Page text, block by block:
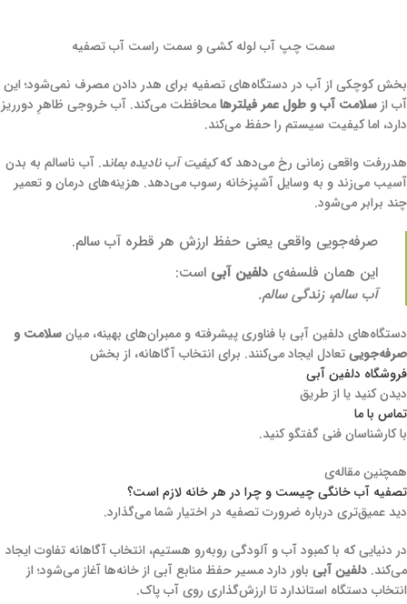
سمت چپ آب لوله کشی و سمت راست آب تصفیه
بخش کوچکی از آب در دستگاه‌های تصفیه برای هدر دادن مصرف نمی‌شود؛ این
آب از سلامت آب و طول عمر فیلترهامحافظت می‌کند. آب خروجی ظاهرِ دورریز
دارد، اما کیفیت سیستم را حفظ می‌کند.
هدررفت واقعی زمانی رخ می‌دهد کهکیفیت آب نادیده بماند. آب ناسالم به بدن
آسیب می‌زند و به وسایل آشپزخانه رسوب می‌دهد. هزینه‌های درمان و تعمیر
چند برابر می‌شود.
صرفه‌جویی واقعی یعنی حفظ ارزش هر قطره آب سالم.
این همان فلسفه‌ی دلفین آبی است:
آب سالم، زندگی سالم.
دستگاه‌های دلفین آبی با فناوری پیشرفته و ممبران‌های بهینه، میانسلامت و
صرفه‌جوییتعادل ایجاد می‌کنند. برای انتخاب آگاهانه، از بخش
فروشگاه دلفین آبی
دیدن کنید یا از طریق
تماس با ما
با کارشناسان فنی گفتگو کنید.
همچنین مقاله‌ی
تصفیه آب خانگی چیست و چرا در هر خانه لازم است؟
دید عمیق‌تری درباره ضرورت تصفیه در اختیار شما می‌گذارد.
در دنیایی که با کمبود آب و آلودگی روبه‌رو هستیم، انتخاب آگاهانه تفاوت ایجاد
می‌کند. دلفین آبی باور دارد مسیر حفظ منابع آبی از خانه‌ها آغاز می‌شود؛ از
انتخاب دستگاه استاندارد تا ارزش‌گذاری روی آب پاک.